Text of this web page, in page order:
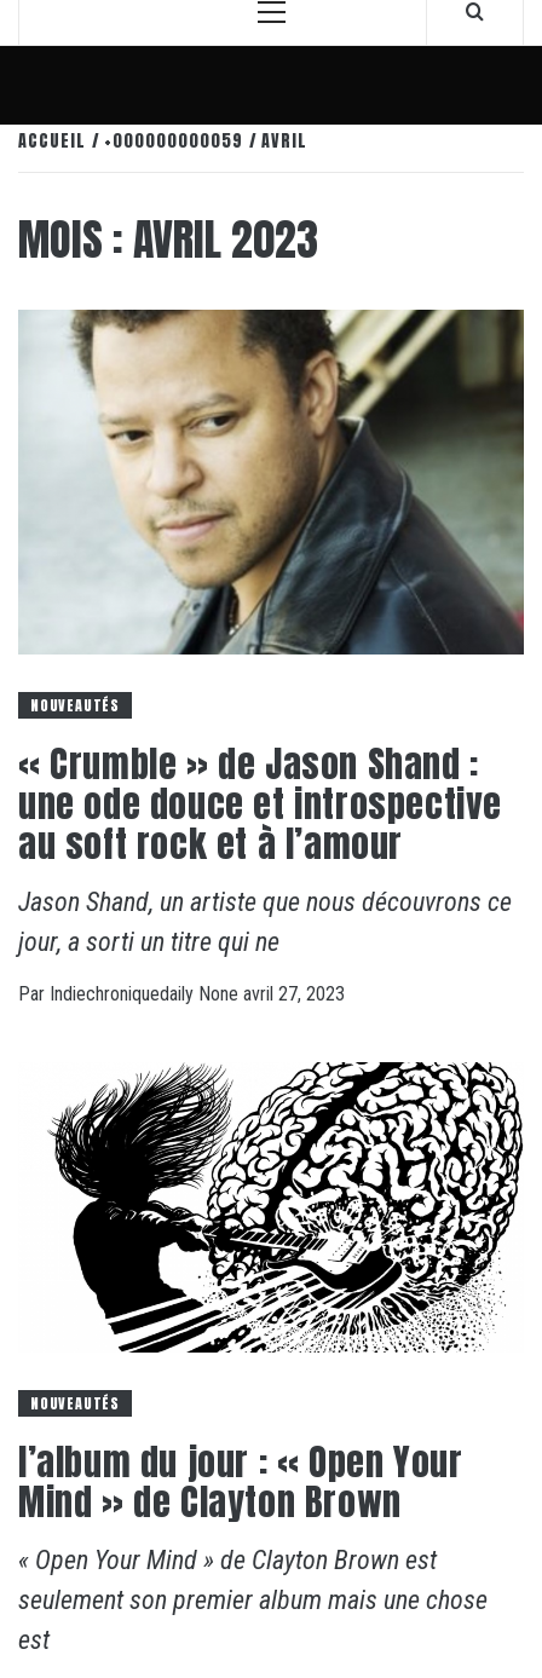
Menu
ACCUEIL +000000000059 AVRIL
MOIS :AVRIL 2023
NOUVEAUTÉS
« Crumble » de Jason Shand :
une ode douce et introspective
au soft rock et à l’amour
Jason Shand, un artiste que nous découvrons ce
jour, a sorti un titre qui ne
Par Indiechroniquedaily None avril 27, 2023
NOUVEAUTÉS
l’album du jour : « Open Your
Mind » de Clayton Brown
« Open Your Mind » de Clayton Brown est
seulement son premier album mais une chose
est